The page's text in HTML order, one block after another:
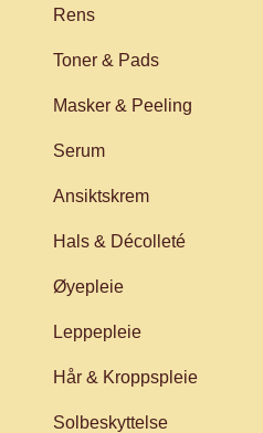
Rens
Toner & Pads
Masker & Peeling
Serum
Ansiktskrem
Hals & Décolleté
Øyepleie
Leppepleie
Hår & Kroppspleie
Solbeskyttelse